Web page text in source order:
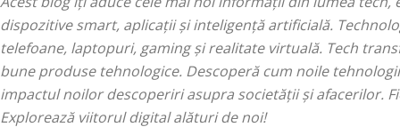
dispozitive smart, aplicații și inteligență artificială.
telefoane, laptopuri, gaming și realitate virtuală. Tech
bune produse tehnologice. Descoperă cum noile
impactul noilor descoperiri asupra societății și afacerilor.
Explorează viitorul digital alături de noi!